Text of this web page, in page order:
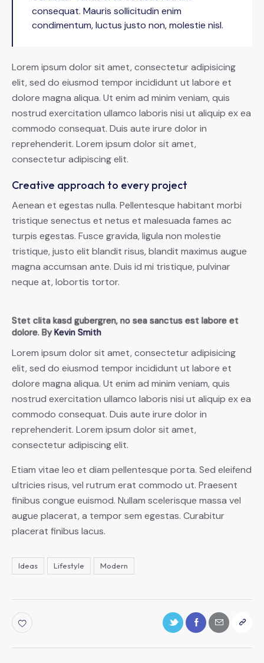
consequat. Mauris sollicitudin enim
condimentum, luctus justo non, molestie nisl.
Lorem ipsum dolor sit amet, consectetur adipisicing
elit, sed do eiusmod tempor incididunt ut labore et
dolore magna aliqua. Ut enim ad minim veniam, quis
nostrud exercitation ullamco laboris nisi ut aliquip ex ea
commodo consequat. Duis aute irure dolor in
reprehenderit. Lorem ipsum dolor sit amet,
consectetur adipiscing elit.
Creative approach to every project
Aenean et egestas nulla. Pellentesque habitant morbi
tristique senectus et netus et malesuada fames ac
turpis egestas. Fusce gravida, ligula non molestie
tristique, justo elit blandit risus, blandit maximus augue
magna accumsan ante. Duis id mi tristique, pulvinar
neque at, lobortis tortor.
Stet clita kasd gubergren, no sea sanctus est labore et
dolore. ByKevin Smith
Lorem ipsum dolor sit amet, consectetur adipisicing
elit, sed do eiusmod tempor incididunt ut labore et
dolore magna aliqua. Ut enim ad minim veniam, quis
nostrud exercitation ullamco laboris nisi ut aliquip ex ea
commodo consequat. Duis aute irure dolor in
reprehenderit. Lorem ipsum dolor sit amet,
consectetur adipiscing elit.
Etiam vitae leo et diam pellentesque porta. Sed eleifend
ultricies risus, vel rutrum erat commodo ut. Praesent
finibus congue euismod. Nullam scelerisque massa vel
augue placerat, a tempor sem egestas. Curabitur
placerat finibus lacus.
Ideas Lifestyle Modern